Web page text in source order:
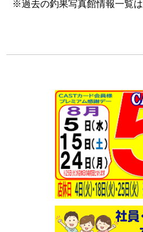
※過去の釣果写真館情報一覧は